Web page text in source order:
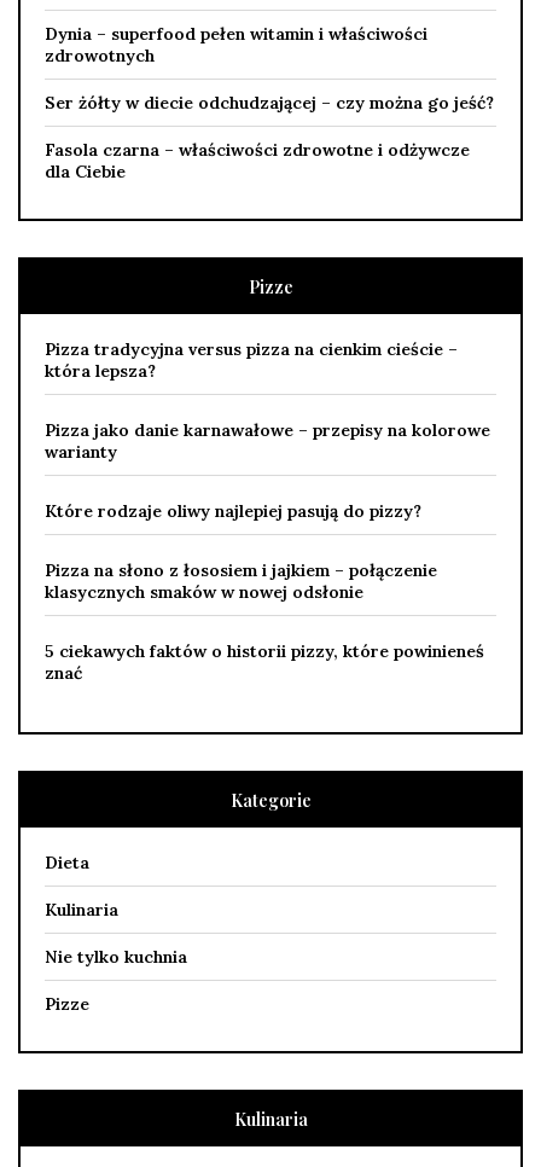
Dynia – superfood pełen witamin i właściwości
zdrowotnych
Ser żółty w diecie odchudzającej – czy można go jeść?
Fasola czarna – właściwości zdrowotne i odżywcze
dla Ciebie
Pizze
Pizza tradycyjna versus pizza na cienkim cieście –
która lepsza?
Pizza jako danie karnawałowe – przepisy na kolorowe
warianty
Które rodzaje oliwy najlepiej pasują do pizzy?
Pizza na słono z łososiem i jajkiem – połączenie
klasycznych smaków w nowej odsłonie
5 ciekawych faktów o historii pizzy, które powinieneś
znać
Kategorie
Dieta
Kulinaria
Nie tylko kuchnia
Pizze
Kulinaria